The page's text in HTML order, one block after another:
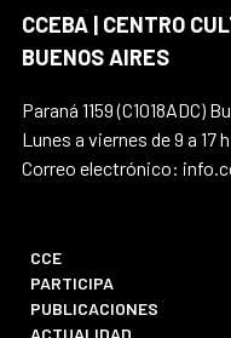
CCEBA | CENTRO
BUENOS AIRES
Paraná 1159 (C1018ADC)
Lunes a viernes de 9 a 17 h
Correo electrónico:
CCE
PARTICIPA
PUBLICACIONES